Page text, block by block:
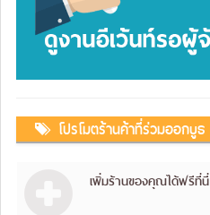
โปรโมตร้านค้าที่ร่วมออกบูธ
เพิ่มร้านของคุณได้ฟรีที่นี่